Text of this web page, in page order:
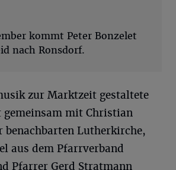
kommt Peter Bonzelet
nach Ronsdorf.
zur Marktzeit gestaltete
gemeinsam mit Christian
benachbarten Lutherkirche,
aus dem Pfarrverband
Pfarrer Gerd Stratmann